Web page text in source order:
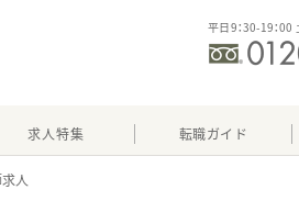
平日9：30-19：00
求人特集 転職ガイド